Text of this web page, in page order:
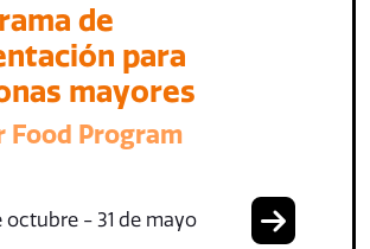
de
para
mayores
Food Program
octubre - 31 de mayo